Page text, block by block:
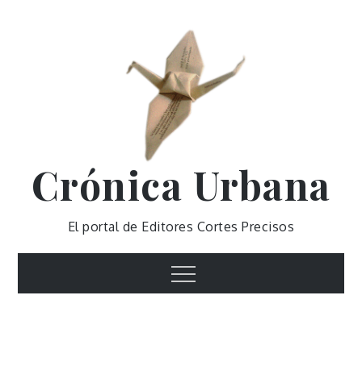
Crónica Urbana
El portal de Editores Cortes Precisos
Menu